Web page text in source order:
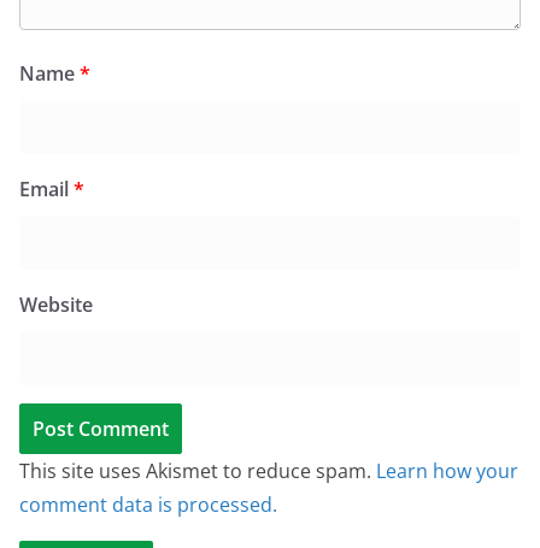
Name*
Email*
Website
This site uses Akismet to reduce spam. Learn how your
comment data is processed.